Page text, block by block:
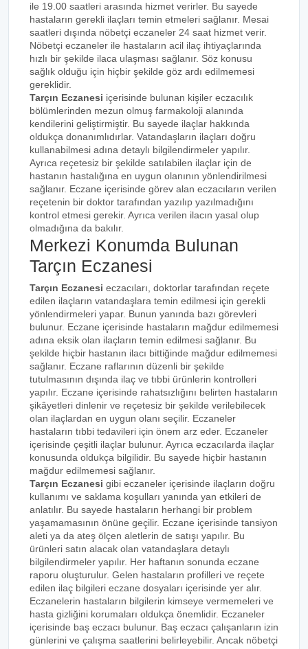
ile 19.00 saatleri arasında hizmet verirler. Bu sayede
hastaların gerekli ilaçları temin etmeleri sağlanır. Mesai
saatleri dışında nöbetçi eczaneler 24 saat hizmet verir.
Nöbetçi eczaneler ile hastaların acil ilaç ihtiyaçlarında
hızlı bir şekilde ilaca ulaşması sağlanır. Söz konusu
sağlık olduğu için hiçbir şekilde göz ardı edilmemesi
gereklidir.
Tarçın Eczanesi içerisinde bulunan kişiler eczacılık
bölümlerinden mezun olmuş farmakoloji alanında
kendilerini geliştirmiştir. Bu sayede ilaçlar hakkında
oldukça donanımlıdırlar. Vatandaşların ilaçları doğru
kullanabilmesi adına detaylı bilgilendirmeler yapılır.
Ayrıca reçetesiz bir şekilde satılabilen ilaçlar için de
hastanın hastalığına en uygun olanının yönlendirilmesi
sağlanır. Eczane içerisinde görev alan eczacıların verilen
reçetenin bir doktor tarafından yazılıp yazılmadığını
kontrol etmesi gerekir. Ayrıca verilen ilacın yasal olup
olmadığına da bakılır.
Merkezi Konumda Bulunan
Tarçın Eczanesi
Tarçın Eczanesi eczacıları, doktorlar tarafından reçete
edilen ilaçların vatandaşlara temin edilmesi için gerekli
yönlendirmeleri yapar. Bunun yanında bazı görevleri
bulunur. Eczane içerisinde hastaların mağdur edilmemesi
adına eksik olan ilaçların temin edilmesi sağlanır. Bu
şekilde hiçbir hastanın ilacı bittiğinde mağdur edilmemesi
sağlanır. Eczane raflarının düzenli bir şekilde
tutulmasının dışında ilaç ve tıbbi ürünlerin kontrolleri
yapılır. Eczane içerisinde rahatsızlığını belirten hastaların
şikâyetleri dinlenir ve reçetesiz bir şekilde verilebilecek
olan ilaçlardan en uygun olanı seçilir. Eczaneler
hastaların tıbbi tedavileri için önem arz eder. Eczaneler
içerisinde çeşitli ilaçlar bulunur. Ayrıca eczacılarda ilaçlar
konusunda oldukça bilgilidir. Bu sayede hiçbir hastanın
mağdur edilmemesi sağlanır.
Tarçın Eczanesi gibi eczaneler içerisinde ilaçların doğru
kullanımı ve saklama koşulları yanında yan etkileri de
anlatılır. Bu sayede hastaların herhangi bir problem
yaşamamasının önüne geçilir. Eczane içerisinde tansiyon
aleti ya da ateş ölçen aletlerin de satışı yapılır. Bu
ürünleri satın alacak olan vatandaşlara detaylı
bilgilendirmeler yapılır. Her haftanın sonunda eczane
raporu oluşturulur. Gelen hastaların profilleri ve reçete
edilen ilaç bilgileri eczane dosyaları içerisinde yer alır.
Eczanelerin hastaların bilgilerin kimseye vermemeleri ve
hasta gizliğini korumaları oldukça önemlidir. Eczaneler
içerisinde baş eczacı bulunur. Baş eczacı çalışanların izin
günlerini ve çalışma saatlerini belirleyebilir. Ancak nöbetçi